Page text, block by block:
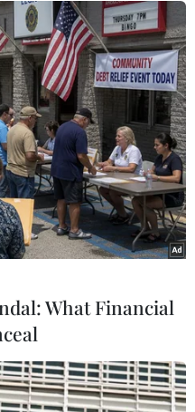
tưởng nền kinh
rằng thị trường việc làm
bày tỏ tin tưởng "ngay
thức toàn cầu lịch
sẽ vượt qua.
What Financial